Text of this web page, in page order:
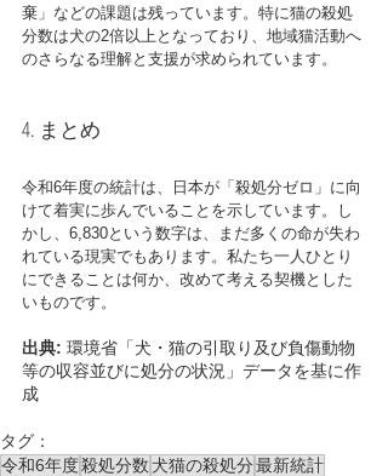
棄」などの課題は残っています。特に猫の殺処
分数は犬の2倍以上となっており、地域猫活動へ
のさらなる理解と支援が求められています。
4. まとめ
令和6年度の統計は、日本が「殺処分ゼロ」に向
けて着実に歩んでいることを示しています。し
かし、6,830という数字は、まだ多くの命が失わ
れている現実でもあります。私たち一人ひとり
にできることは何か、改めて考える契機とした
いものです。
出典: 環境省「犬・猫の引取り及び負傷動物
等の収容並びに処分の状況」データを基に作
成
タグ：
令和6年度殺処分数犬猫の殺処分最新統計